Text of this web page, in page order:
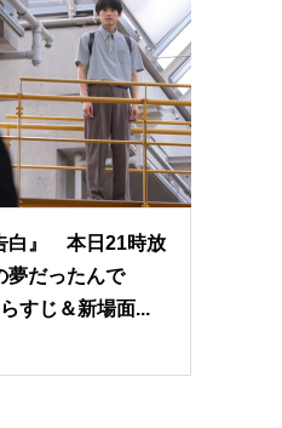
白』 本日21時放
夢だったんで
すじ＆新場面...